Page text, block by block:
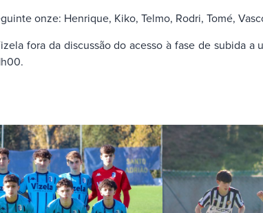
onze: Henrique, Kiko, Telmo, Rodri, Tomé,
fora da discussão do acesso à fase de subida